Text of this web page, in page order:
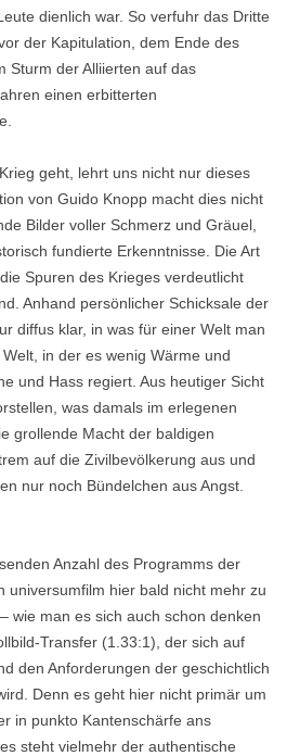
dienlich war. So verfuhr das Dritte
der Kapitulation, dem Ende des
Sturm der Alliierten auf das
einen erbitterten
geht, lehrt uns nicht nur dieses
von Guido Knopp macht dies nicht
Bilder voller Schmerz und Gräuel,
fundierte Erkenntnisse. Die Art
Spuren des Krieges verdeutlicht
Anhand persönlicher Schicksale der
diffus klar, in was für einer Welt man
in der es wenig Wärme und
und Hass regiert. Aus heutiger Sicht
was damals im erlegenen
grollende Macht der baldigen
auf die Zivilbevölkerung aus und
nur noch Bündelchen aus Angst.
Anzahl des Programms der
universumfilm hier bald nicht mehr zu
wie man es sich auch schon denken
Transfer (1.33:1), der sich auf
den Anforderungen der geschichtlich
Denn es geht hier nicht primär um
in punkto Kantenschärfe ans
steht vielmehr der authentische